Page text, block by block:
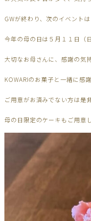
GWが終わり、次のイベントは
今年の母の日は５月１１日（
大切なお母さんに、感謝の気
KOWARIのお菓子と一緒に感
ご用意がお済みでない方は是
母の日限定のケーキもご用意